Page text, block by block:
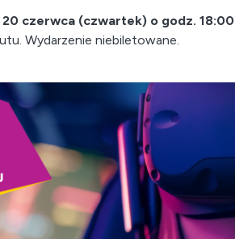
20 czerwca (czwartek) o godz. 18:00
Wydarzenie niebiletowane.